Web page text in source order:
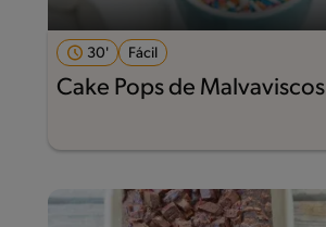
30' Fácil
Cake Pops de Malvaviscos